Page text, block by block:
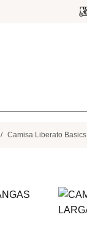
Camisa Liberato